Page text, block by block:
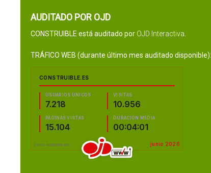
AUDITADO POR OJD
CONSTRUIBLE está auditado por OJD Interactiva
TRÁFICO WEB (durante último mes auditado disponible):